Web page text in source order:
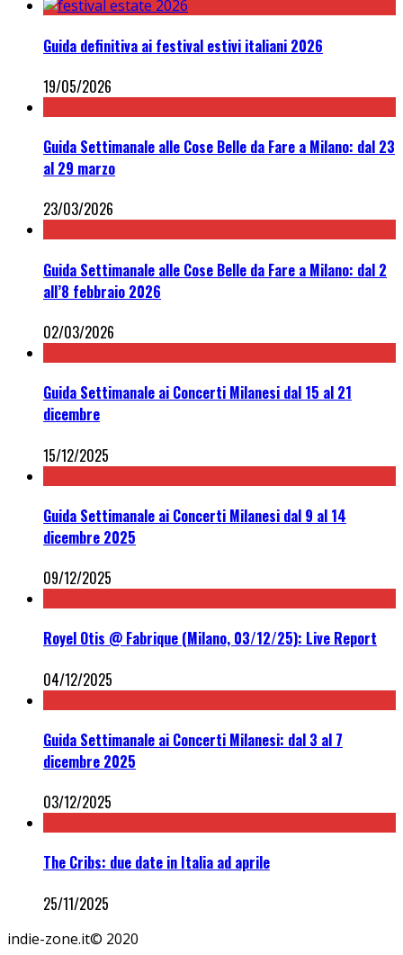
Guida definitiva ai festival estivi italiani 2026
19/05/2026
Guida Settimanale alle Cose Belle da Fare a Milano: dal 23
al 29 marzo
23/03/2026
Guida Settimanale alle Cose Belle da Fare a Milano: dal 2
all’8 febbraio 2026
02/03/2026
Guida Settimanale ai Concerti Milanesi dal 15 al 21
dicembre
15/12/2025
Guida Settimanale ai Concerti Milanesi dal 9 al 14
dicembre 2025
09/12/2025
Royel Otis @ Fabrique (Milano, 03/12/25): Live Report
04/12/2025
Guida Settimanale ai Concerti Milanesi: dal 3 al 7
dicembre 2025
03/12/2025
The Cribs: due date in Italia ad aprile
25/11/2025
indie-zone.it© 2020